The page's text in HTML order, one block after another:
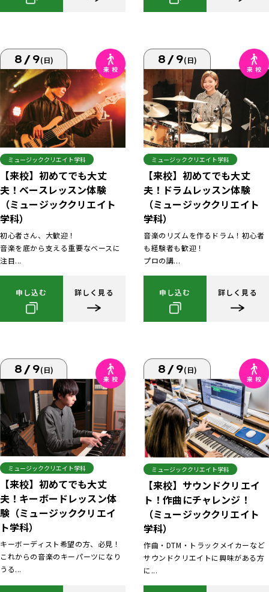
8/9(日)
ミュージッククリエイト学科
【来校】初めてでも大丈
夫！ベースレッスン体験
（ミュージッククリエイト
学科）
初心者さん、大歓迎！
音楽を底から支える重要なベースに
注目...
申し込む 詳しく見る
8/9(日)
ミュージッククリエイト学科
【来校】初めてでも大丈
夫！ドラムレッスン体験
（ミュージッククリエイト
学科）
音楽のリズムを作るドラム！初心者
も経験者も歓迎！
プロの講...
申し込む 詳しく見る
8/9(日)
ミュージッククリエイト学科
【来校】初めてでも大丈
夫！キーボードレッスン体
験（ミュージッククリエイ
ト学科）
キーボーディスト希望の方、必見！
これからの音楽のキーパーツになり
うる...
8/9(日)
ミュージッククリエイト学科
【来校】サウンドクリエイ
ト！作曲にチャレンジ！
（ミュージッククリエイト
学科）
作曲・DTM・トラックメイカーなど
サウンドクリエイトに興味がある方
に...